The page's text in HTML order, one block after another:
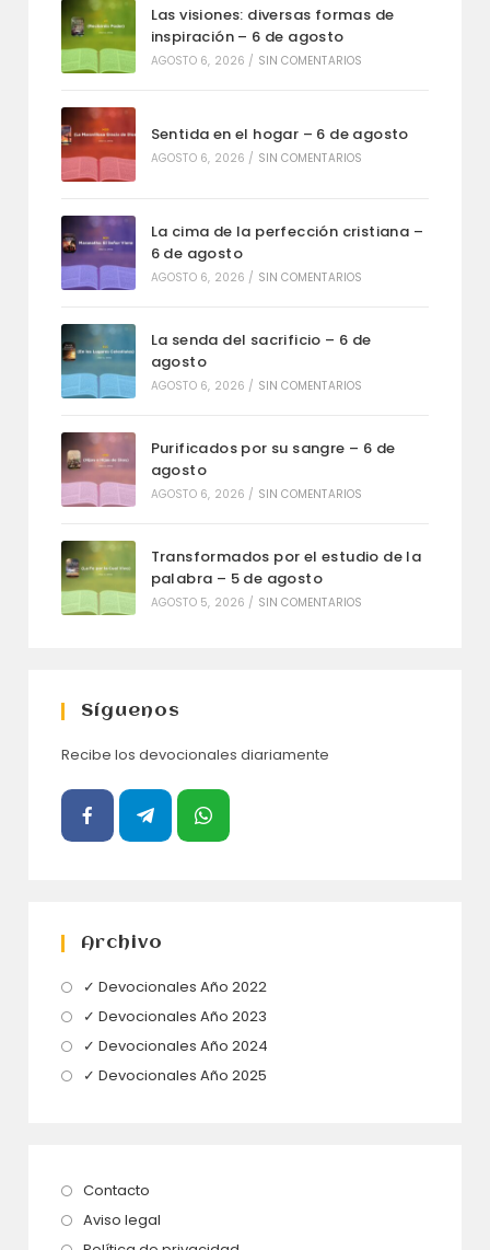
Las visiones: diversas formas de
inspiración – 6 de agosto
AGOSTO 6, 2026 / SIN COMENTARIOS
Sentida en el hogar – 6 de agosto
AGOSTO 6, 2026 / SIN COMENTARIOS
La cima de la perfección cristiana –
6 de agosto
AGOSTO 6, 2026 / SIN COMENTARIOS
La senda del sacrificio – 6 de
agosto
AGOSTO 6, 2026 / SIN COMENTARIOS
Purificados por su sangre – 6 de
agosto
AGOSTO 6, 2026 / SIN COMENTARIOS
Transformados por el estudio de la
palabra – 5 de agosto
AGOSTO 5, 2026 / SIN COMENTARIOS
Síguenos
Recibe los devocionales diariamente
Archivo
✓ Devocionales Año 2022Se
✓ Devocionales Año 2023
abre
✓ Devocionales Año 2024
✓ Devocionales Año 2025
Contacto
abre
en
Aviso legal